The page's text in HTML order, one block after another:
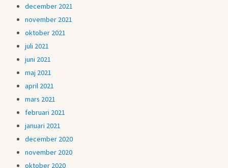
december 2021
november 2021
oktober 2021
juli 2021
juni 2021
maj 2021
april 2021
mars 2021
februari 2021
januari 2021
december 2020
november 2020
oktober 2020